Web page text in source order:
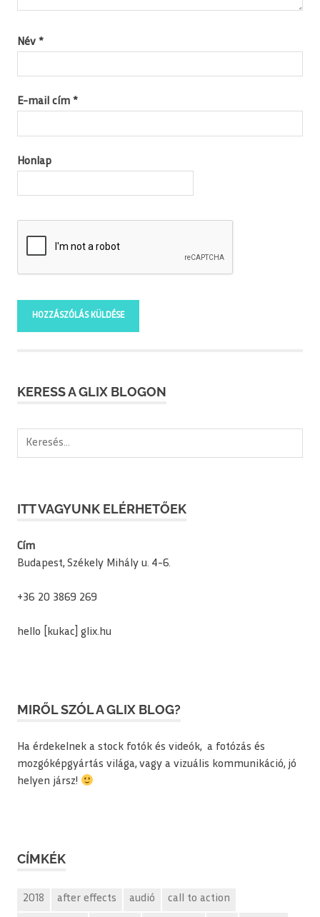
Név *
E-mail cím *
Honlap
KERESS A GLIX BLOGON
Keresés:
ITT VAGYUNK ELÉRHETŐEK
Cím
Budapest, Székely Mihály u. 4-6.
+36 20 3869 269
hello [kukac] glix.hu
MIRŐL SZÓL A GLIX BLOG?
Ha érdekelnek a stock fotók és videók, a fotózás és
mozgóképgyártás világa, vagy a vizuális kommunikáció, jó
helyen jársz!
CÍMKÉK
2018 after effects audió call to action